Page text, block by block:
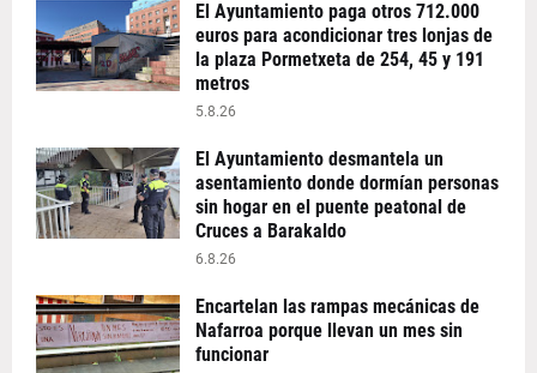
El Ayuntamiento paga otros 712.000
euros para acondicionar tres lonjas de
la plaza Pormetxeta de 254, 45 y 191
metros
5.8.26
El Ayuntamiento desmantela un
asentamiento donde dormían personas
sin hogar en el puente peatonal de
Cruces a Barakaldo
6.8.26
Encartelan las rampas mecánicas de
Nafarroa porque llevan un mes sin
funcionar